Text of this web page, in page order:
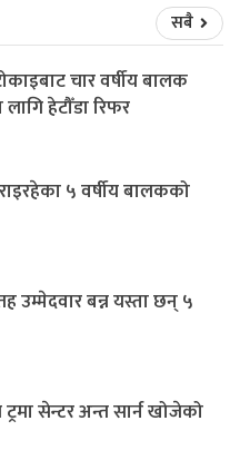
सबै
चार वर्षीय बालक
हेटौँडा रिफर
५ वर्षीय बालकको
उम्मेदवार बन्न यस्ता छन् ५
सेन्टर अन्त सार्न खोजेको